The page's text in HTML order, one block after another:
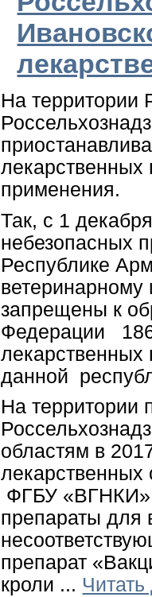
На территории
лекарственных
применения.
Так, с 1
небезопасных
Республике
запрещены к
Федерации 186
лекарственных
данной
На территории
областям в
лекарственных
ФГБУ «ВГНКИ»
препараты для
препарат
кроли ...